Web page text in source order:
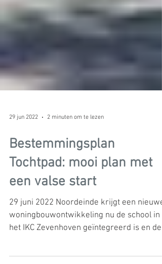
29 jun 2022 2 minuten om te lezen
Bestemmingsplan
een valse start
29 juni 2022 Noordeinde krijgt een nieuwe
het IKC Zevenhoven geïntegreerd is en de